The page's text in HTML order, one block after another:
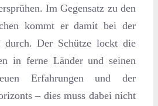
Im Gegensatz zu den
kommt er damit bei der
durch. Der Schütze lockt die
in ferne Länder und seinen
Erfahrungen und der
– dies muss dabei nicht